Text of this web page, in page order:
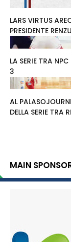
LARS VIRTUS
PRESIDENTE
LA SERIE TRA
3
AL
DELLA SERIE TRA
MAIN